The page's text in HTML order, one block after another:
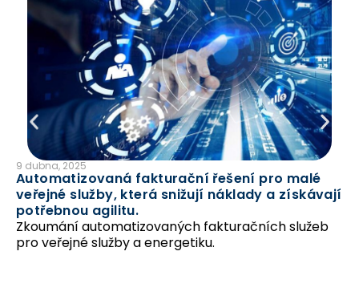
9 dubna, 2025
Automatizovaná fakturační řešení pro malé
veřejné služby, která snižují náklady a získávají
potřebnou agilitu.
Zkoumání automatizovaných fakturačních služeb
pro veřejné služby a energetiku.